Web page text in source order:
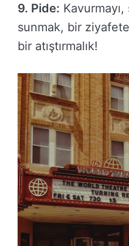
9. Pide:
sunmak, bir
bir atıştırmalık!